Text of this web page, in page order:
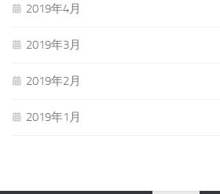
2019年4月
2019年3月
2019年2月
2019年1月